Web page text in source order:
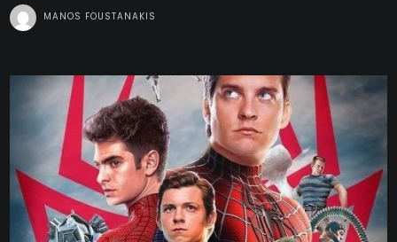
MANOS FOUSTANAKIS